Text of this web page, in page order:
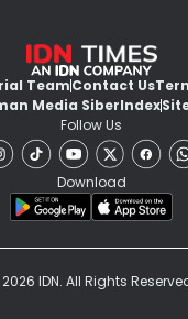
TeamContact Us
Media SiberIndex
Follow Us
Download
IDN. All Rights